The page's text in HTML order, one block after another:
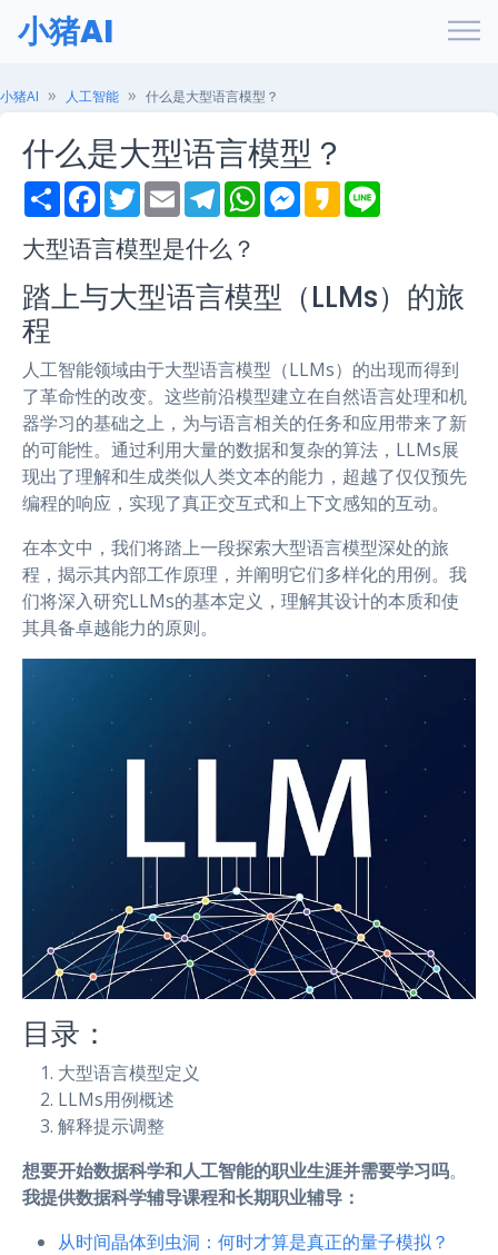
小猪AI
小猪AI 人工智能 什么是大型语言模型？
什么是大型语言模型？
S
h
r
e
F
a
e
b
o
k
T
w
t
t
e
r
E
m
i
l
T
e
e
g
a
m
W
h
A
p
p
M
e
g
e
K
a
大型语言模型是什么？
踏上与大型语言模型（LLMs）的旅
程
人工智能领域由于大型语言模型（LLMs）的出现而得到
了革命性的改变。这些前沿模型建立在自然语言处理和机
器学习的基础之上，为与语言相关的任务和应用带来了新
的可能性。通过利用大量的数据和复杂的算法，LLMs展
现出了理解和生成类似人类文本的能力，超越了仅仅预先
编程的响应，实现了真正交互式和上下文感知的互动。
在本文中，我们将踏上一段探索大型语言模型深处的旅
程，揭示其内部工作原理，并阐明它们多样化的用例。我
们将深入研究LLMs的基本定义，理解其设计的本质和使
其具备卓越能力的原则。
目录：
大型语言模型定义
LLMs用例概述
解释提示调整
想要开始数据科学和人工智能的职业生涯并需要学习吗。
我提供数据科学辅导课程和长期职业辅导：
从时间晶体到虫洞：何时才算是真正的量子模拟？